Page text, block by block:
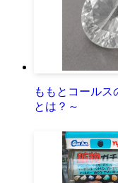
ももとコール
とは？～